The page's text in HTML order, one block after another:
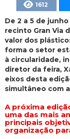
1612
De 2 a 5 de
recinto Gran Via
valor dos
forma o setor
à circularidade,
diretor da feira,
eixos desta
simultâneo com
A próxima
uma das mais
principais
organização